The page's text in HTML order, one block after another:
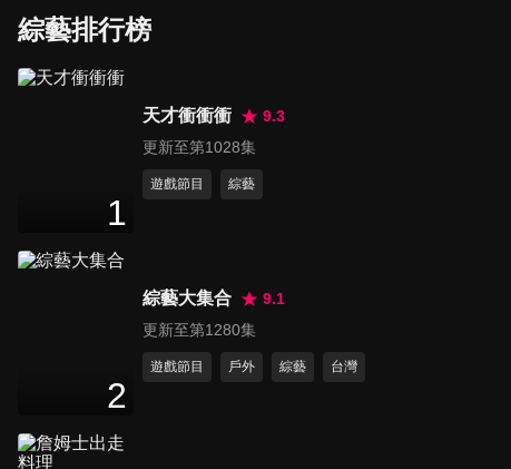
第516集 10週年前哨戰
109
第518集 綠媽媽之three ways
綜藝排行榜
1
天才衝衝衝
9.3
更新至第1028集
遊戲節目 綜藝
2
綜藝大集合
9.1
更新至第1280集
遊戲節目 戶外 綜藝 台灣